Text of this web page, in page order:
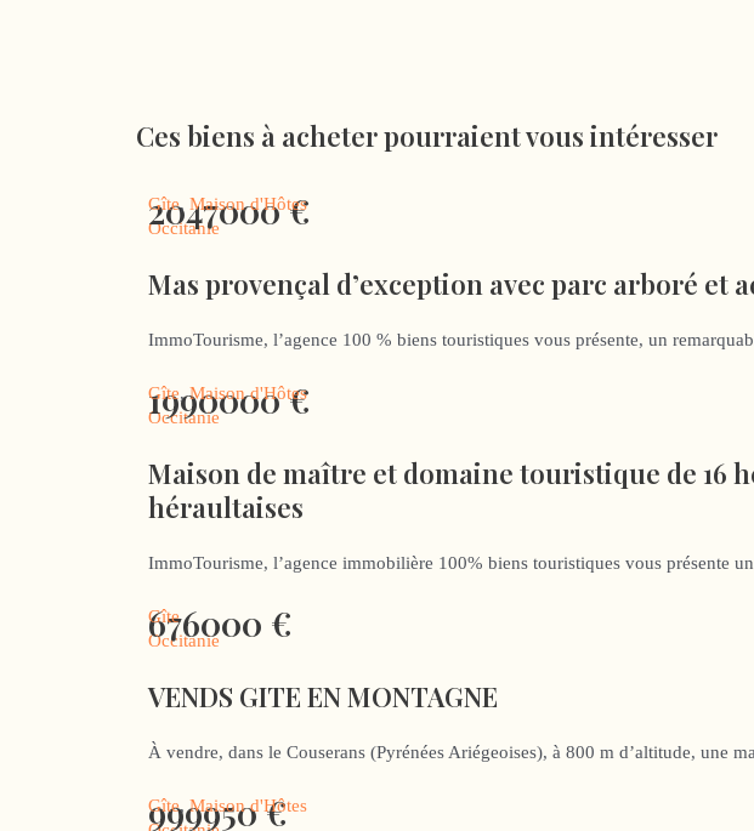
Ces biens à acheter pourraient vous intéresser
2047000€
Gîte, Maison d'Hôtes
Occitanie
Mas provençal d’exception avec parc arboré
ImmoTourisme, l’agence 100 % biens touristiques vous présente, un
1990000€
Gîte, Maison d'Hôtes
Occitanie
Maison de maître et domaine touristique de 16
héraultaises
ImmoTourisme, l’agence immobilière 100% biens touristiques vous présente
676000 €
Gîte
Occitanie
VENDS GITE EN MONTAGNE
À vendre, dans le Couserans (Pyrénées Ariégeoises), à 800 m d’altitude, une
999950€
Gîte, Maison d'Hôtes